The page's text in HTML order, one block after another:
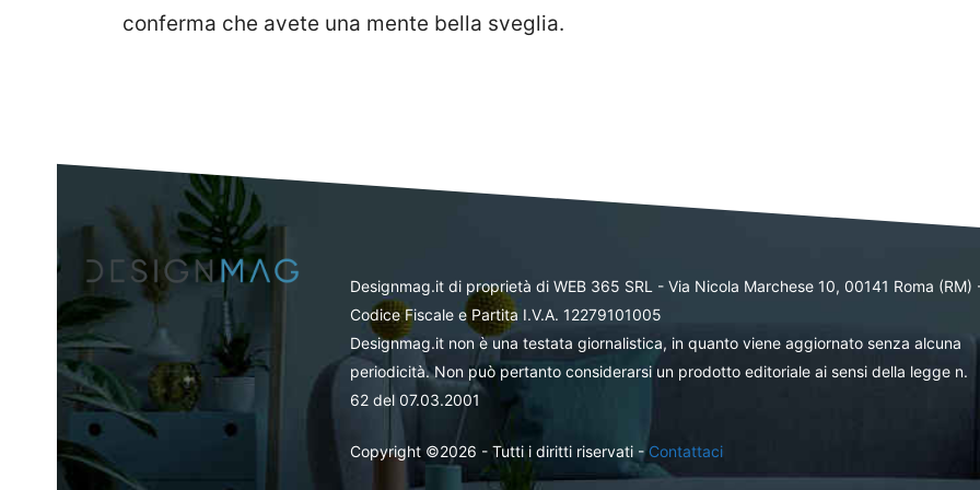
conferma che avete una mente bella sveglia.
Designmag.it di proprietà di WEB 365 SRL - Via Nicola Marchese 10, 00141 Roma (RM)
Codice Fiscale e Partita I.V.A. 12279101005
Designmag.it non è una testata giornalistica, in quanto viene aggiornato senza alcuna
periodicità. Non può pertanto considerarsi un prodotto editoriale ai sensi della legge n.
62 del 07.03.2001
Copyright ©2026 - Tutti i diritti riservati -Contattaci